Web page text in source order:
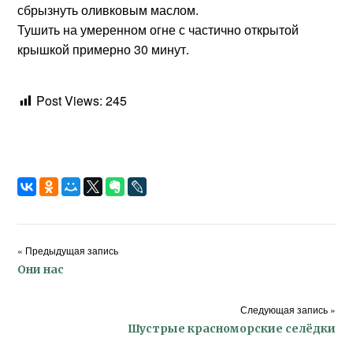
сбрызнуть оливковым маслом.
Тушить на умеренном огне с частично открытой
крышкой примерно 30 минут.
Post Views: 245
« Предыдущая запись
Они нас
Следующая запись »
Шустрые красноморские селёдки